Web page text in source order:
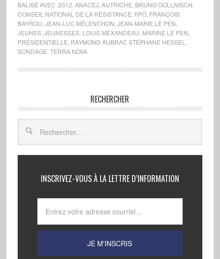
BALISÉ AVEC :2012 ANACEJ AUTRICHE BRUNO GOLLNISCH
CONSEIL NATIONAL DE LA RÉSISTANCE FPÖ, FRANÇOIS
BAYROU JEAN-LUC MÉLENCHON JEAN-MARIE LE PEN
JEUNES, JEUNESSES, LOUIS MEXANDEAU MARINE LE PEN
PRÉSIDENTIELLE RAYMOND AUBRAC STÉPHANE HESSEL
SONDAGE TERRA NOVA
RECHERCHER
INSCRIVEZ-VOUS À LA LETTRE D’INFORMATION